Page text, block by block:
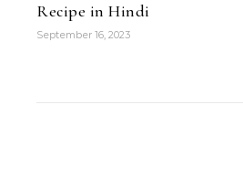
Recipe in Hindi
September 16, 2023